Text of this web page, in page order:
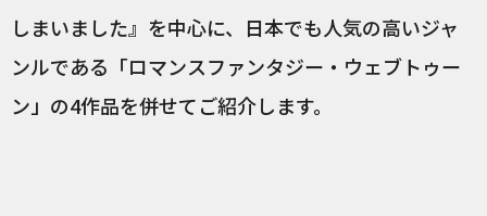
しまいました』を中心に、日本でも人気の高いジャ
ンルである「ロマンスファンタジー・ウェブトゥー
ン」の4作品を併せてご紹介します。